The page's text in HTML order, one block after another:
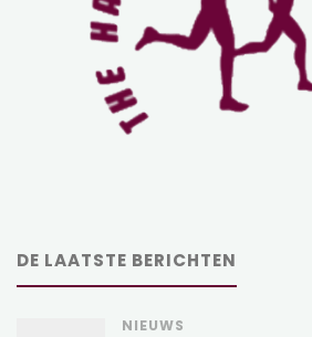
DE LAATSTE BERICHTEN
NIEUWS